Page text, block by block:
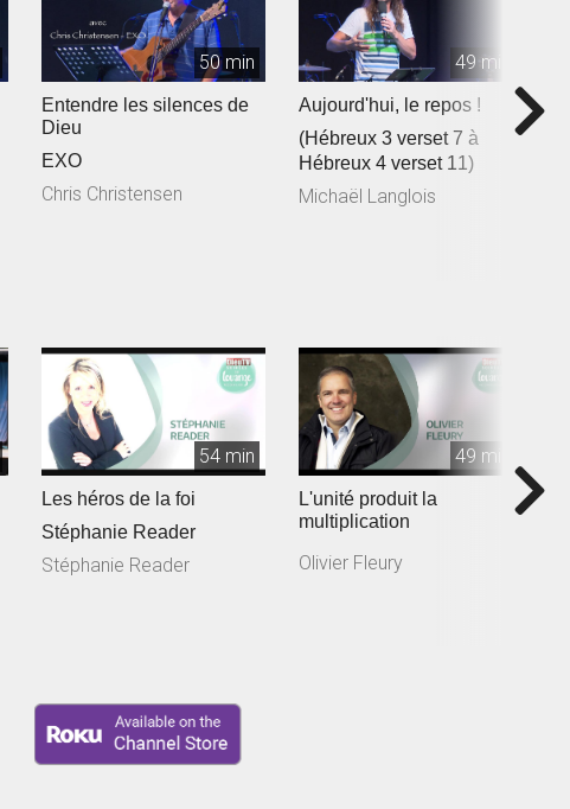
50 min
Entendre les silences de
Dieu
EXO
Chris Christensen
49 min
Aujourd'hui, le repos !
(Hébreux 3 verset 7 à
Hébreux 4 verset 11)
Michaël Langlois
54 min
Les héros de la foi
Stéphanie Reader
Stéphanie Reader
49 min
L'unité produit la
multiplication
Olivier Fleury